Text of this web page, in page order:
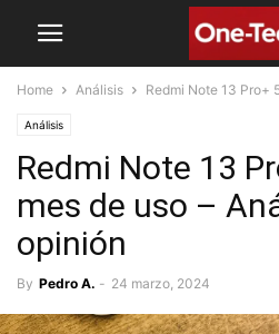
Home Análisis Redmi Note 13 Pro+
Análisis
Redmi Note 13
mes de uso –
opinión
By Pedro A. - 24 marzo, 2024